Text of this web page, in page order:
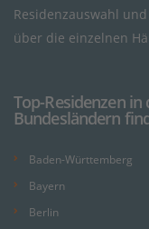
Residenzauswahl
über die einzelnen
Top-Residenzen in
Bundesländern
Baden-Württemberg
Bayern
Berlin